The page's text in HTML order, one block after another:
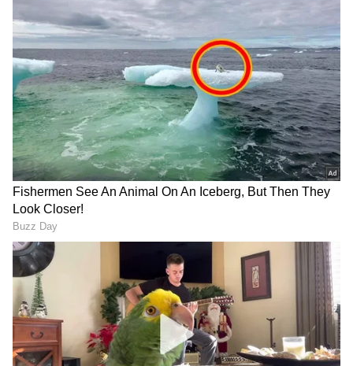
ಬೀದರ್ - ರೂ. 103.78
ವಿಜಯಪುರ - ರೂ. 102.99
ಚಾಮರಾಜನಗರ - ರೂ. 102.99
ಚಿಕ್ಕಬಳ್ಳಾಪುರ - ರೂ. 102.61
ಚಿಕ್ಕಮಗಳೂರು - ರೂ. 103.90
ಚಿತ್ರದುರ್ಗ - ರೂ. 103.94
ದಕ್ಷಿಣ ಕನ್ನಡ - ರೂ. 102.03
ದಾವಣಗೆರೆ - ರೂ. 105.09
ಧಾರವಾಡ - ರೂ. 102.92
ಗದಗ - ರೂ. 103.19
ಕಲಬುರಗಿ - ರೂ. 102.63
ಹಾಸನ - ರೂ. 102.85
RECOMMENDED STORIES
ಒಂದೇ ಒಂದು ₹100
ಯೂಟ್ಯೂಬ್ ಮೆಸೇಜ್ ಬದಲಿ
ಮಾಡ್ತು ಈ ಯುವಕನ ಭವಿಷ್ಯ:
ಕೇವಲ 30 ಸಾವಿರ ವೇತನದಲ್ಲಿ
ಹಣ ಕೂಡಿಟ್ಟು
ಕೋಟ್ಯಧಿಪತಿಯಾದ, ಇಂದು